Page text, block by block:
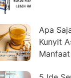
Apa
Kunyit